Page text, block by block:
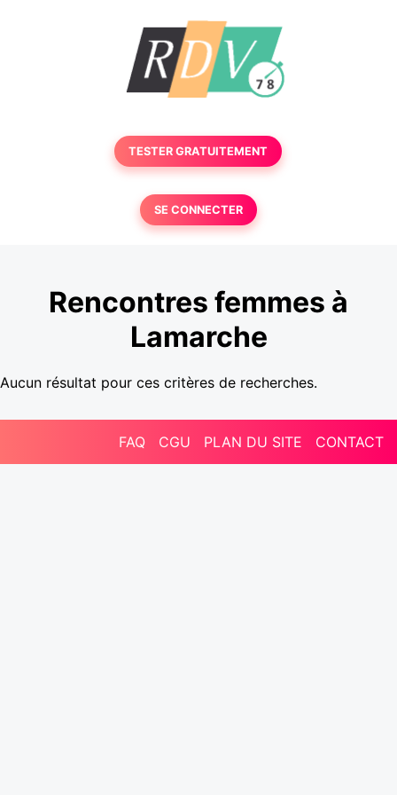
TESTER GRATUITEMENT
SE CONNECTER
Rencontres femmes à
Lamarche
Aucun résultat pour ces critères de recherches.
FAQ CGU PLAN DU SITE CONTACT